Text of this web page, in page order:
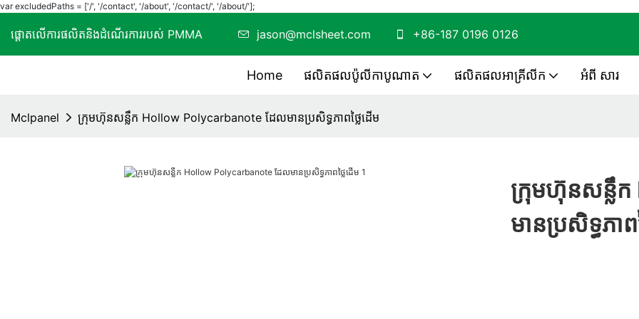
var excludedPaths = ['/', '/contact', '/about', '/contact/', '/about/'];
ផ្តោតលើការផលិតនិងដំណើរការរបស់ PMMA jason@mclsheet.com +86-187 0196 0126
Home ផលិតផលប៉ូលីកាបូណាត ផលិតផលអាគ្រីលីក អំពី សារ
Mclpanel ក្រុមហ៊ុនសន្លឹក Hollow Polycarbanote ដែលមានប្រសិទ្ធភាពថ្លៃដើម
ក្រុមហ៊ុនសន្លឹ
មានប្រសិទ្ធភាព